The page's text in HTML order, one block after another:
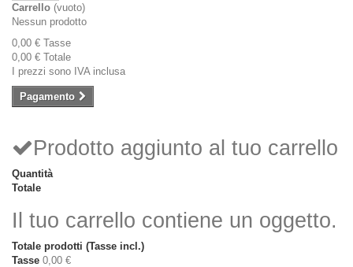
Carrello (vuoto)
Nessun prodotto
0,00 € Tasse
0,00 € Totale
I prezzi sono IVA inclusa
Pagamento
Prodotto aggiunto al tuo carrello
Quantità
Totale
Il tuo carrello contiene un oggetto.
Totale prodotti (Tasse incl.)
Tasse 0,00 €